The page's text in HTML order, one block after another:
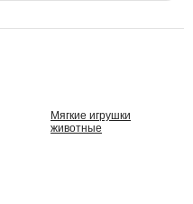
Мягкие игрушки
животные